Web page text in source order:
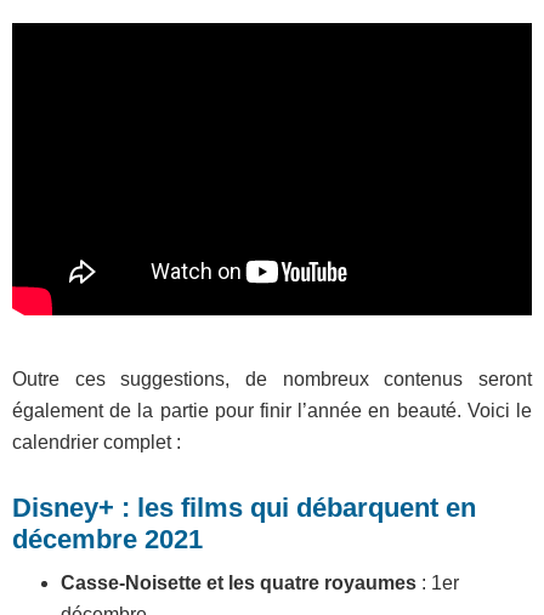
Outre ces suggestions, de nombreux contenus seront
également de la partie pour finir l’année en beauté. Voici le
calendrier complet :
Disney+ : les films qui débarquent en
décembre 2021
Casse-Noisette et les quatre royaumes : 1er